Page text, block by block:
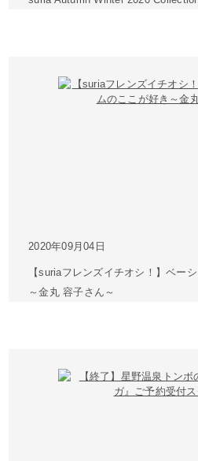
2020年09月04日
【suriaフレンズイチオシ！】ベー
～金丸 容子さん～